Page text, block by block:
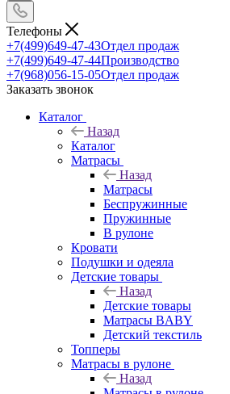
Телефоны
+7(499)649-47-43Отдел продаж
+7(499)649-47-44Производство
+7(968)056-15-05Отдел продаж
Заказать звонок
Каталог
Назад
Каталог
Матрасы
Назад
Матрасы
Беспружинные
Пружинные
В рулоне
Кровати
Подушки и одеяла
Детские товары
Назад
Детские товары
Матрасы BABY
Детский текстиль
Топперы
Матрасы в рулоне
Назад